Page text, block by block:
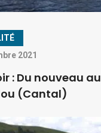
2021
: Du nouveau au
(Cantal)